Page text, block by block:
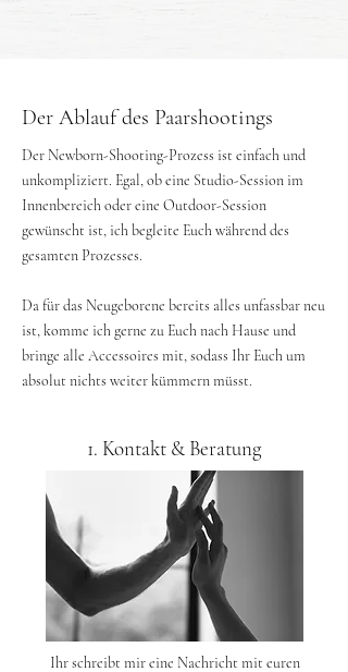
Der Ablauf des Paarshootings
Der Newborn-Shooting-Prozess ist einfach und
unkompliziert. Egal, ob eine Studio-Session im
Innenbereich oder eine Outdoor-Session
gewünscht ist, ich begleite Euch während des
gesamten Prozesses.
Da für das Neugeborene bereits alles unfassbar neu
ist, komme ich gerne zu Euch nach Hause und
bringe alle Accessoires mit, sodass Ihr Euch um
absolut nichts weiter kümmern müsst.
1. Kontakt & Beratung
Ihr schreibt mir eine Nachricht mit euren